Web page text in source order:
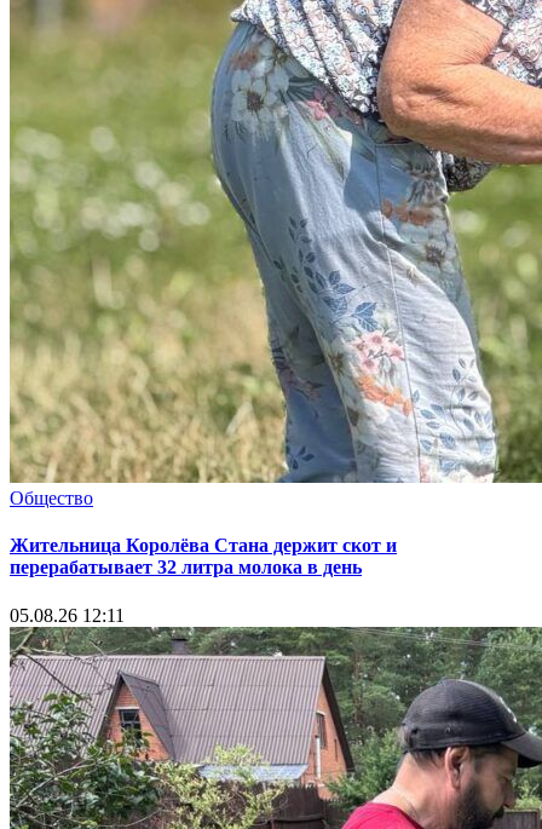
Общество
Жительница Королёва Стана держит скот и
перерабатывает 32 литра молока в день
05.08.26 12:11